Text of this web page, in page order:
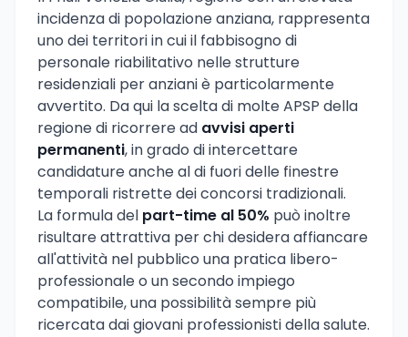
incidenza di popolazione anziana, rappresenta
uno dei territori in cui il fabbisogno di
personale riabilitativo nelle strutture
residenziali per anziani è particolarmente
avvertito. Da qui la scelta di molte APSP della
regione di ricorrere ad avvisi aperti
permanenti, in grado di intercettare
candidature anche al di fuori delle finestre
temporali ristrette dei concorsi tradizionali.
La formula del part-time al 50% può inoltre
risultare attrattiva per chi desidera affiancare
all'attività nel pubblico una pratica libero-
professionale o un secondo impiego
compatibile, una possibilità sempre più
ricercata dai giovani professionisti della salute.